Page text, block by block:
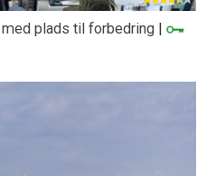
plads til forbedring |